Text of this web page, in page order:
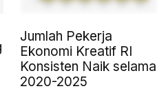
Jumlah Pekerja
Ekonomi Kreatif RI
Konsisten Naik selama
2020-2025